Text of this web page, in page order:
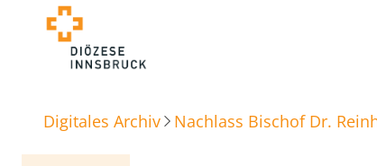
Digitales Archiv Nachlass Bischof Dr.